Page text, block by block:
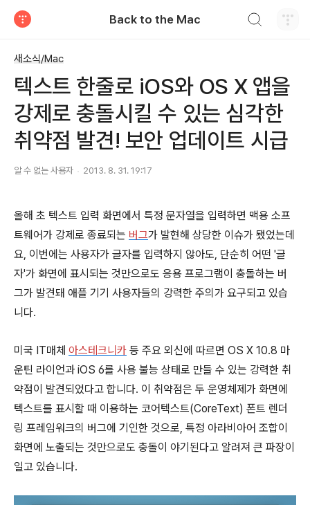
Back to the Mac
새소식/Mac
텍스트 한줄로 iOS와 OS X 앱을
강제로 충돌시킬 수 있는 심각한
취약점 발견! 보안 업데이트 시급
알 수 없는 사용자 2013. 8. 31. 19:17
올해 초 텍스트 입력 화면에서 특정 문자열을 입력하면 맥용 소프
트웨어가 강제로 종료되는 버그가 발현해 상당한 이슈가 됐었는데
요, 이번에는 사용자가 글자를 입력하지 않아도, 단순히 어떤 '글
자'가 화면에 표시되는 것만으로도 응용 프로그램이 충돌하는 버
그가 발견돼 애플 기기 사용자들의 강력한 주의가 요구되고 있습
니다.
미국 IT매체 아스테크니카 등 주요 외신에 따르면 OS X 10.8 마
운틴 라이언과 iOS 6를 사용 불능 상태로 만들 수 있는 강력한 취
약점이 발견되었다고 합니다. 이 취약점은 두 운영체제가 화면에
텍스트를 표시할 때 이용하는 코어텍스트(CoreText) 폰트 렌더
링 프레임워크의 버그에 기인한 것으로, 특정 아라비아어 조합이
화면에 노출되는 것만으로도 충돌이 야기된다고 알려져 큰 파장이
일고 있습니다.